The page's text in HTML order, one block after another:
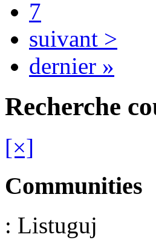
7
suivant >
dernier »
Recherche
[×]
Communities
: Listuguj